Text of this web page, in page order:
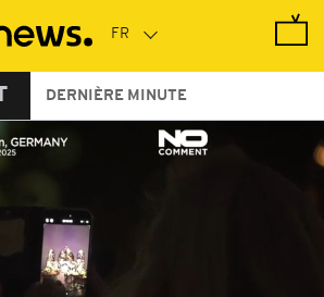
DERNIÈRE MINUTE